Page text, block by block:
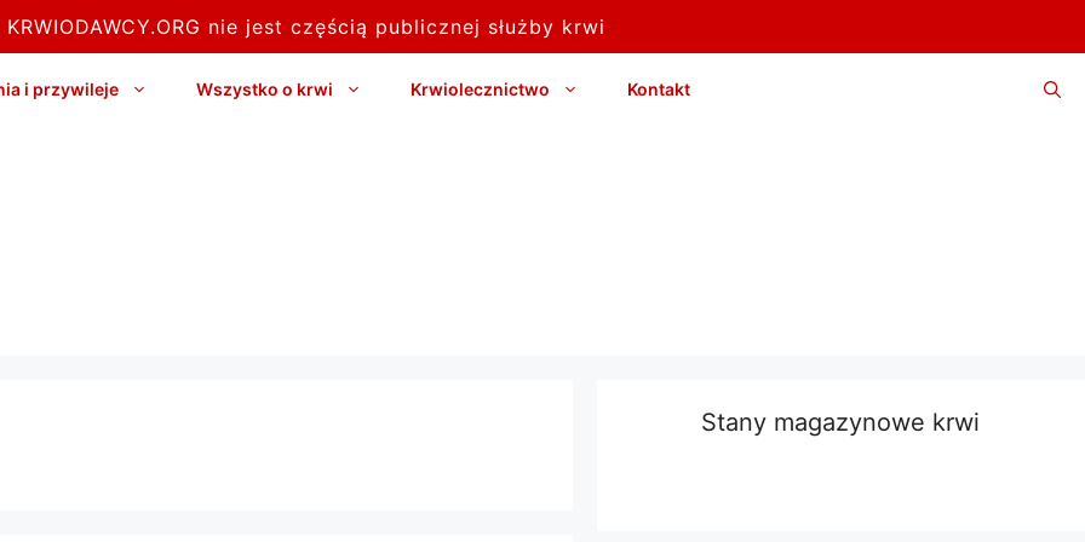
nie jest częścią publicznej służby krwi
i przywileje Wszystko o krwi Krwiolecznictwo Kontakt
Stany magazynowe krwi